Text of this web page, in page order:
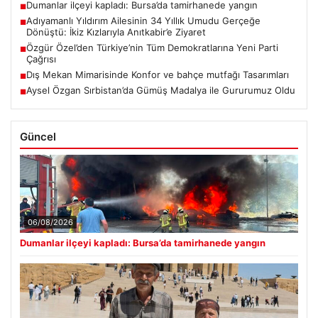
■Dumanlar ilçeyi kapladı: Bursa’da tamirhanede yangın
■Adıyamanlı Yıldırım Ailesinin 34 Yıllık Umudu Gerçeğe
Dönüştü: İkiz Kızlarıyla Anıtkabir’e Ziyaret
■Özgür Özel’den Türkiye’nin Tüm Demokratlarına Yeni Parti
Çağrısı
■Dış Mekan Mimarisinde Konfor ve bahçe mutfağı Tasarımları
■Aysel Özgan Sırbistan’da Gümüş Madalya ile Gururumuz Oldu
Güncel
06/08/2026
Dumanlar ilçeyi kapladı: Bursa’da tamirhanede yangın